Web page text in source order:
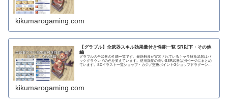
kikumarogaming.com
【グラブル】全武器スキル効果量付き性能一覧 SR以下・その他
編
グラブルの全武器の性能一覧です。最終解放が実装されているキャラ解放武器はバ
ックグラウンドの色を変えています。使用頻度の高いSSR武器は別ページにまとめ
ています。SDイラスト一覧ショップ・カジノ交換ポイントGショップドラグーンラ
kikumarogaming.com